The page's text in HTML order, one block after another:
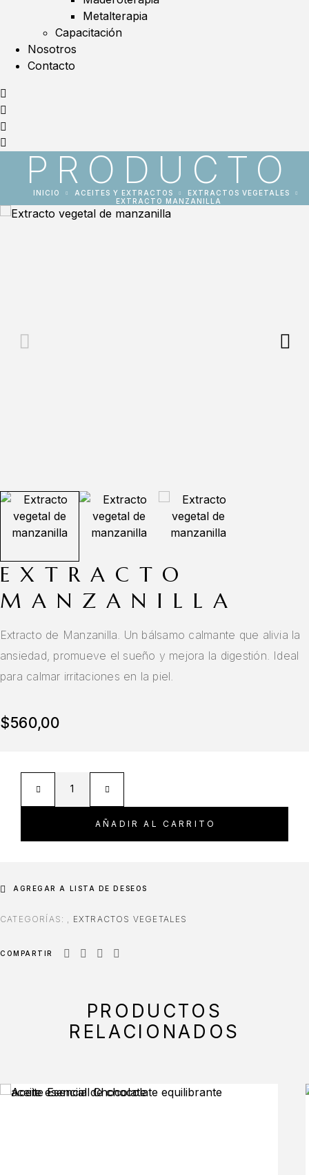
Metalterapia
Capacitación
Nosotros
Contacto
PRODUCTO
INICIO ACEITES Y EXTRACTOS
EXTRACTOS VEGETALES
EXTRACTO MANZANILLA
EXTRACTO
MANZANILLA
Extracto de Manzanilla. Un bálsamo calmante que alivia la
ansiedad, promueve el sueño y mejora la digestión. Ideal
para calmar irritaciones en la piel.
$560,00
AÑADIR AL CARRITO
AGREGAR A LISTA DE DESEOS
CATEGORÍAS: EXTRACTOS VEGETALES
COMPARTIR
PRODUCTOS
RELACIONADOS